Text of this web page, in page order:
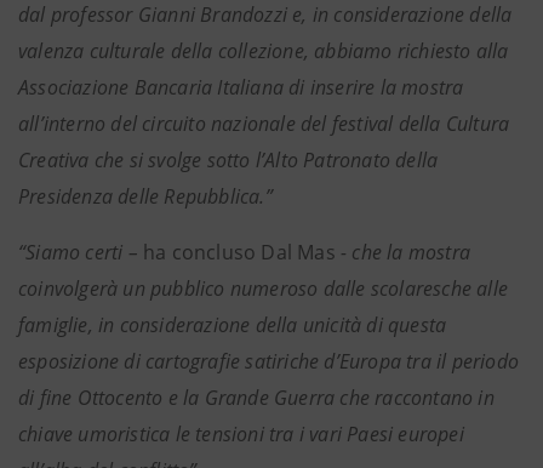
dal professor Gianni Brandozzi e, in considerazione della
valenza culturale della collezione, abbiamo richiesto alla
Associazione Bancaria Italiana di inserire la mostra
all’interno del circuito nazionale del festival della Cultura
Creativa che si svolge sotto l’Alto Patronato della
Presidenza delle Repubblica.”
“Siamo certi – ha concluso Dal Mas - che la mostra
coinvolgerà un pubblico numeroso dalle scolaresche alle
famiglie, in considerazione della unicità di questa
esposizione di cartografie satiriche d’Europa tra il periodo
di fine Ottocento e la Grande Guerra che raccontano in
chiave umoristica le tensioni tra i vari Paesi europei